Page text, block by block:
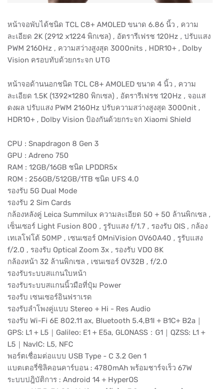
หน้าจอพับได้ชนิด TCL C8+ AMOLED ขนาด 6.86 นิ้ว , ความ
ละเอียด 2K (2912 x1224 พิกเซล) , อัตรารีเฟรช 120Hz , ปรับแสง
PWM 2160Hz , ความสว่างสูงสุด 3000nits , HDR10+ , Dolby
Vision ครอบทับด้วยกระจก UTG
หน้าจอด้านนอกชนิด TCL C8+ AMOLED ขนาด 4 นิ้ว , ความ
ละเอียด 1.5K (1392×1280 พิกเซล) , อัตรารีเฟรช 120Hz , จอแส
ดงผล ปรับแสง PWM 2160Hz ปรับความสว่างสูงสุด 3000nit ,
HDR10+ , Dolby Vision ป้องกันด้วยกระจก Xiaomi Shield
CPU : Snapdragon 8 Gen 3
GPU : Adreno 750
RAM : 12GB/16GB ชนิด LPDDR5x
ROM : 256GB/512GB/1TB ชนิด UFS 4.0
รองรับ 5G Dual Mode
รองรับ 2 Sim Cards
กล้องหลังคู่ Leica Summilux ความละเอียด 50 + 50 ล้านพิกเซล ,
เซ็นเซอร์ Light Fusion 800 , รูรับแสง f/1.7 , รองรับ OIS , กล้อง
เทเลโฟโต้ 50MP , เซนเซอร์ OMniVision OV60A40 , รูรับแสง
f/2.0 , รองรับ Optical Zoom 3x , รองรับ VDO 8K
กล้องหน้า 32 ล้านพิกเซล , เซนเซอร์ OV32B , f/2.0
รองรับระบบสแกนใบหน้า
รองรับระบบสแกนนิ้วมือที่ปุ๋ม Power
รองรับ เซนเซอร์อินฟราเรด
รองรับลำโพงคู่แบบ Stereo + Hi - Res Audio
รองรับ Wi-Fi 6E 802.11 ax, Bluetooth 5.4,B1I + B1C+ B2a｜
GPS: L1 + L5｜Galileo: E1 + E5a, GLONASS：G1｜QZSS: L1 +
L5｜NavIC: L5, NFC
พอร์ตเชื่อมต่อแบบ USB Type - C 3.2 Gen 1
แบตเตอรี่ซิลิคอนคาร์บอน : 4780mAh พร้อมชาร์จเร็ว 67W
ระบบปฎิบัติการ : Android 14 + HyperOS